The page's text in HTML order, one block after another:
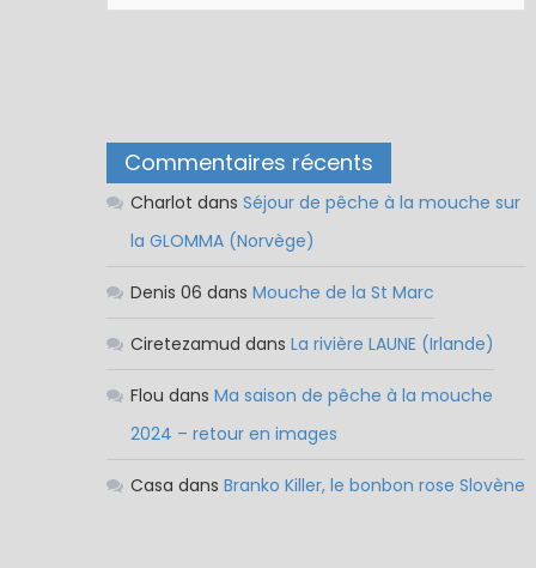
Commentaires récents
Charlot dans Séjour de pêche à la mouche sur
la GLOMMA (Norvège)
Denis 06 dans Mouche de la St Marc
Ciretezamud dans La rivière LAUNE (Irlande)
Flou dans Ma saison de pêche à la mouche
2024 – retour en images
Casa dans Branko Killer, le bonbon rose Slovène